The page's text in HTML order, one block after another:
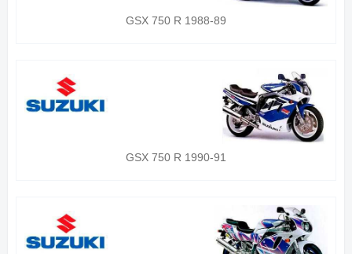
GSX 750 R 1988-89
GSX 750 R 1990-91